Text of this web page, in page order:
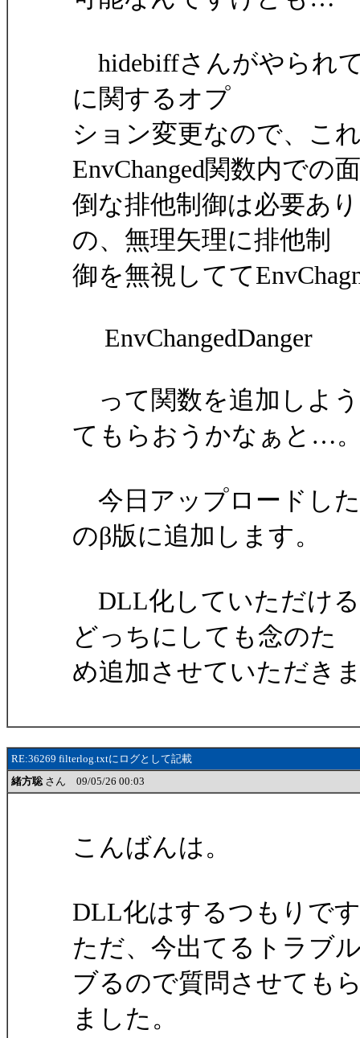
hidebiffさんがやられ
に関するオプ
ション変更なので、こ
EnvChanged関数内での面
倒な排他制御は必要あ
の、無理矢理に排他制
御を無視してて
EnvChangedDanger
って関数を追加しよ
てもらおうかなぁと…
今日アップロードし
のβ版に追加します。
DLL化していただけ
どっちにしても念のた
め追加させていただき
RE:36269 filterlog.txtにログとして記載
緒方聡 さん 09/05/26 00:03
こんばんは。
DLL化はするつもりで
ただ、今出てるトラブ
ブるので質問させても
ました。